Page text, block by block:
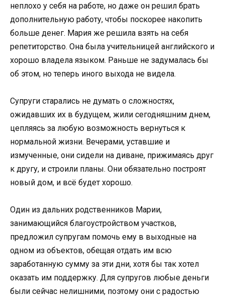
неплохо у себя на работе, но даже он решил брать
дополнительную работу, чтобы поскорее накопить
больше денег. Мария же решила взять на себя
репетиторство. Она была учительницей английского и
хорошо владела языком. Раньше не задумалась бы
об этом, но теперь иного выхода не видела.
Супруги старались не думать о сложностях,
ожидавших их в будущем, жили сегодняшним днем,
цепляясь за любую возможность вернуться к
нормальной жизни. Вечерами, уставшие и
измученные, они сидели на диване, прижимаясь друг
к другу, и строили планы. Они обязательно построят
новый дом, и всё будет хорошо.
Один из дальних родственников Марии,
занимающийся благоустройством участков,
предложил супругам помочь ему в выходные на
одном из объектов, обещая отдать им всю
заработанную сумму за эти дни, хотя бы так хотел
оказать им поддержку. Для супругов любые деньги
были сейчас нелишними, поэтому они с радостью